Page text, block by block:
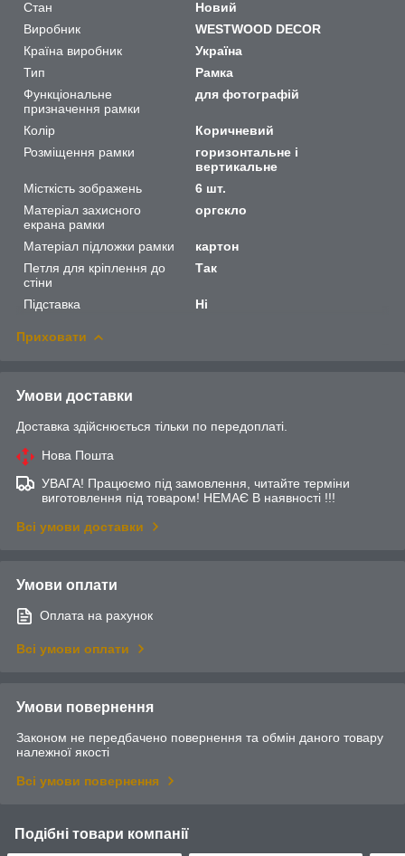
Стан
Новий
Виробник
WESTWOOD DECOR
Країна виробник
Україна
Тип
Рамка
Функціональне
призначення рамки
для фотографій
Колір
Коричневий
Розміщення рамки
горизонтальне і
вертикальне
Місткість зображень
6 шт.
Матеріал захисного
екрана рамки
оргскло
Матеріал підложки рамки
картон
Петля для кріплення до
стіни
Так
Підставка Ні
Приховати
Умови доставки
Доставка здійснюється тільки по передоплаті.
Нова Пошта
УВАГА! Працюємо під замовлення, читайте терміни
виготовлення під товаром! НЕМАЄ В наявності !!!
Всі умови доставки
Умови оплати
Оплата на рахунок
Всі умови оплати
Умови повернення
Законом не передбачено повернення та обмін даного товару
належної якості
Всі умови повернення
Подібні товари компанії